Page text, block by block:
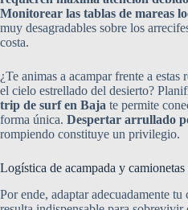
Monitorear las tablas de mareas
muy desagradables sobre los
costa.
¿Te animas a acampar frente a
el cielo estrellado del desierto?
trip de surf en Baja te permite
forma única. Despertar arrullado
rompiendo constituye un privilegio.
Logística de acampada y camionetas
Por ende, adaptar adecuadamente tu